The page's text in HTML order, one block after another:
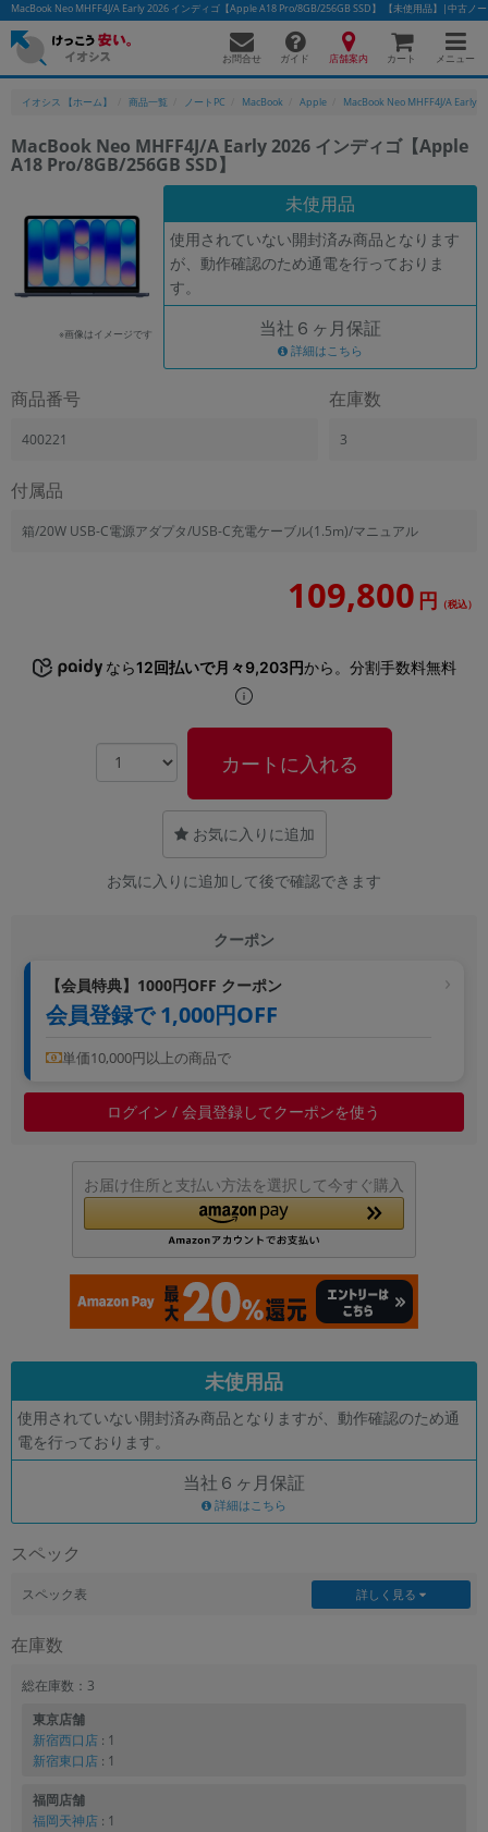
MacBook Neo MHFF4J/A Early 2026 インディゴ【Apple A18 Pro/8GB/256GB SSD】 【未使用品】|中古ノ
お問合せ ガイド 店舗案内 カート メニュー
イオシス 【ホーム】 商品一覧 ノートPC MacBook Apple MacBook Neo MHFF4J/A Early
MacBook Neo MHFF4J/A Early 2026 インディゴ【Apple
A18 Pro/8GB/256GB SSD】
※画像はイメージです
未使用品
使用されていない開封済み商品となります
が、動作確認のため通電を行っておりま
す。
当社６ヶ月保証
詳細はこちら
商品番号
400221
在庫数
3
付属品
箱/20W USB-C電源アダプタ/USB-C充電ケーブル(1.5m)/マニュアル
109,800 円 （税込）
なら12回払いで月々9,203円から。分割手数料無料
カートに入れる
お気に入りに追加
お気に入りに追加して後で確認できます
クーポン
【会員特典】1000円OFF クーポン
会員登録で 1,000円OFF
単価10,000円以上の商品で
ログイン / 会員登録してクーポンを使う
お届け住所と支払い方法を選択して今すぐ購入
未使用品
使用されていない開封済み商品となりますが、動作確認のため通
電を行っております。
当社６ヶ月保証
詳細はこちら
スペック
スペック表 詳しく見る
在庫数
総在庫数：3
東京店舗
新宿西口店 : 1
新宿東口店 : 1
福岡店舗
福岡天神店 : 1